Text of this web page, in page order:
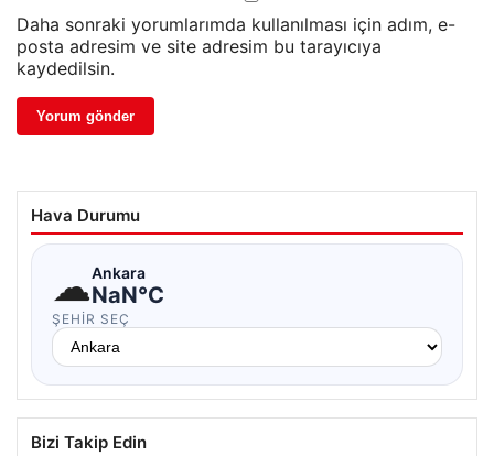
Daha sonraki yorumlarımda kullanılması için adım, e-
posta adresim ve site adresim bu tarayıcıya
kaydedilsin.
Hava Durumu
☁Ankara
NaN°C
ŞEHIR SEÇ
Bizi Takip Edin